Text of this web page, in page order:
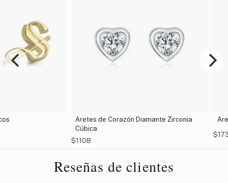
Aretes
Aretes de Corazón Diamante Zirconia
Reseñas de clientes